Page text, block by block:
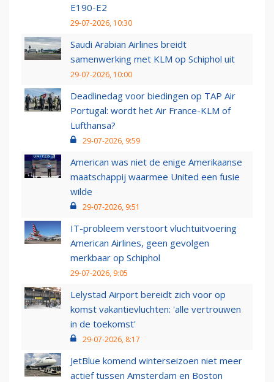
E190-E2
29-07-2026, 10:30
Saudi Arabian Airlines breidt
samenwerking met KLM op Schiphol uit
29-07-2026, 10:00
Deadlinedag voor biedingen op TAP Air
Portugal: wordt het Air France-KLM of
Lufthansa?
29-07-2026, 9:59
American was niet de enige Amerikaanse
maatschappij waarmee United een fusie
wilde
29-07-2026, 9:51
IT-probleem verstoort vluchtuitvoering
American Airlines, geen gevolgen
merkbaar op Schiphol
29-07-2026, 9:05
Lelystad Airport bereidt zich voor op
komst vakantievluchten: 'alle vertrouwen
in de toekomst'
29-07-2026, 8:17
JetBlue komend winterseizoen niet meer
actief tussen Amsterdam en Boston